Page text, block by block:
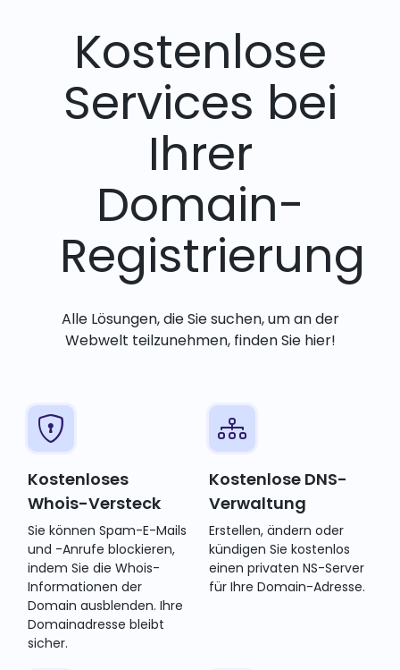
Kostenlose
Services bei
Ihrer
Domain-
Registrierung
Alle Lösungen, die Sie suchen, um an der
Webwelt teilzunehmen, finden Sie hier!
Kostenloses
Whois-Versteck
Sie können Spam-E-Mails
und -Anrufe blockieren,
indem Sie die Whois-
Informationen der
Domain ausblenden. Ihre
Domainadresse bleibt
sicher.
Kostenlose DNS-
Verwaltung
Erstellen, ändern oder
kündigen Sie kostenlos
einen privaten NS-Server
für Ihre Domain-Adresse.